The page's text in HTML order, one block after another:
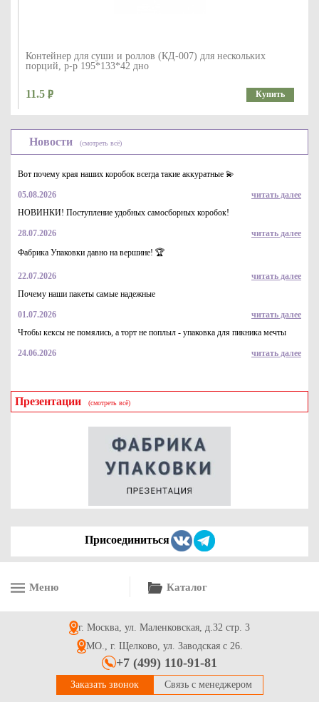
Контейнер для суши и роллов (КД-007) для нескольких
порций, р-р 195*133*42 дно
11.5 Купить
Крышка к контейнерам - салатникам (КД-107) и (КД-109), d-
9.7 Купить
Креманка для десертов, 200 мл
Ланч-бокс одноразовый 2-х секционный для обедов, для
Новости (смотреть всё)
Вот почему края наших коробок всегда такие аккуратные 💫
05.08.2026
читать далее
НОВИНКИ! Поступление удобных самосборных коробок!
28.07.2026
читать далее
Фабрика Упаковки давно на вершине! 🏆
22.07.2026
читать далее
Почему наши пакеты самые надежные
01.07.2026
читать далее
Чтобы кексы не помялись, а торт не поплыл - упаковка для пикника мечты
24.06.2026 читать далее
Презентации (смотреть всё)
Присоединиться
Меню Каталог
г. Москва, ул. Маленковская, д.32 стр. 3
МО., г. Щелково, ул. Заводская с 26.
+7 (499) 110-91-81
Заказать звонок Связь с менеджером